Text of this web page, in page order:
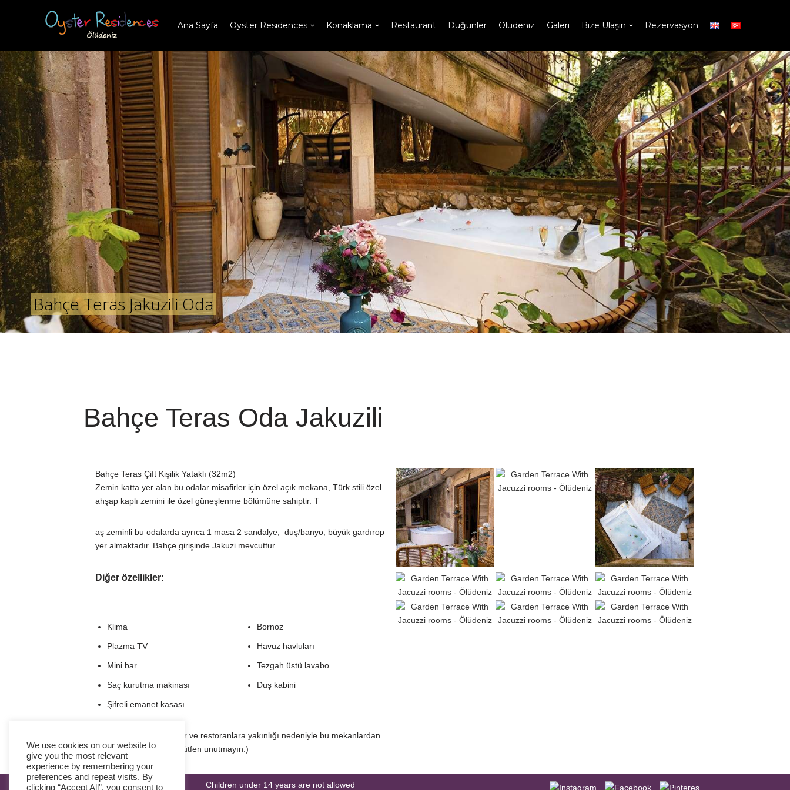
Ana Sayfa Oyster Residences Konaklama Restaurant Düğünler Ölüdeniz Galeri Bize Ulaşın Rezervasyon
Bahçe Teras Jakuzili Oda
Bahçe Teras Oda Jakuzili
Bahçe Teras Çift Kişilik Yataklı (32m2)
Zemin katta yer alan bu odalar misafirler için özel açık mekana, Türk stili özel
ahşap kaplı zemini ile özel güneşlenme bölümüne sahiptir. T
aş zeminli bu odalarda ayrıca 1 masa 2 sandalye, duş/banyo, büyük gardırop
yer almaktadır. Bahçe girişinde Jakuzi mevcuttur.
Diğer özellikler:
Klima
Plazma TV
Mini bar
Saç kurutma makinası
Şifreli emanet kasası
Bornoz
Havuz havluları
Tezgah üstü lavabo
Duş kabini
(Ölüdeniz sahilindeki bar ve restoranlara yakınlığı nedeniyle bu mekanlardan
müzik duyulabileceğini lütfen unutmayın.)
Children under 14 years are not allowed
We use cookies on our website to
give you the most relevant
experience by remembering your
preferences and repeat visits. By
clicking “Accept All”, you consent to